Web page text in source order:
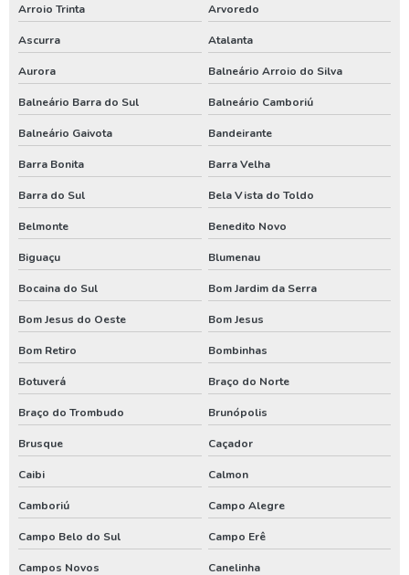
Perfuração de poço tubular profundo
Perfuração poço artesiano projeto
Perfurar poço artesiano
Poço artesiano de 150 metros
Poço artesiano empresa
Poço artesiano industrial
Poço artesiano orçamento
Poço artesiano para irrigação
Poço artesiano perfuração
Poço artesiano preço por metro
Poço artesiano quanto custa
Poço artesiano tubular
Poço artesiano valor metro
Poço de água artesiano
Arroio Trinta Arvoredo
Ascurra Atalanta
Aurora Balneário Arroio do Silva
Balneário Barra do Sul Balneário Camboriú
Balneário Gaivota Bandeirante
Barra Bonita Barra Velha
Barra do Sul Bela Vista do Toldo
Belmonte Benedito Novo
Biguaçu Blumenau
Bocaina do Sul Bom Jardim da Serra
Bom Jesus do Oeste Bom Jesus
Bom Retiro Bombinhas
Botuverá Braço do Norte
Braço do Trombudo Brunópolis
Brusque Caçador
Caibi Calmon
Camboriú Campo Alegre
Campo Belo do Sul Campo Erê
Campos Novos Canelinha